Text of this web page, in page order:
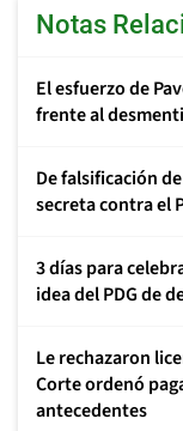
Notas
El esfuerzo de
frente al
De falsificación
secreta contra el
3 días para
idea del PDG de
Le rechazaron
Corte ordenó
antecedentes